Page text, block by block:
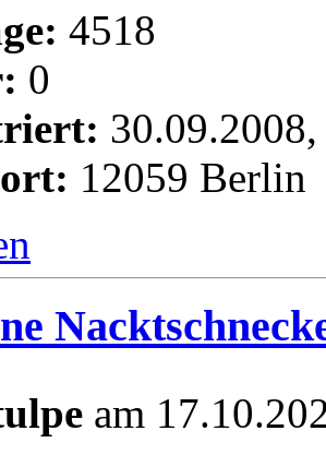
4518
0
12059 Berlin
am